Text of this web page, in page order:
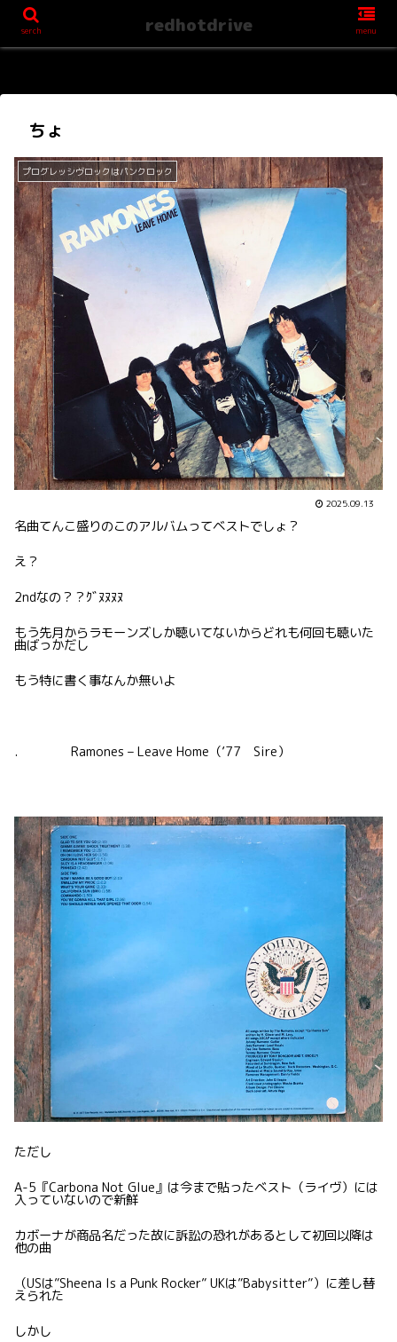
ちょ
プログレッシヴロックはパンクロック
2025.09.13
名曲てんこ盛りのこのアルバムってベストでしょ？
え？
2ndなの？？ｸﾞﾇﾇﾇﾇ
もう先月からラモーンズしか聴いてないからどれも何回も聴いた
曲ばっかだし
もう特に書く事なんか無いよ
. Ramones – Leave Home（’77 Sire）
ただし
A-5『Carbona Not Glue』は今まで貼ったベスト（ライヴ）には
入っていないので新鮮
カボーナが商品名だった故に訴訟の恐れがあるとして初回以降は
他の曲
（USは”Sheena Is a Punk Rocker” UKは”Babysitter”）に差し替
えられた
しかし
serch redhotdrive menu